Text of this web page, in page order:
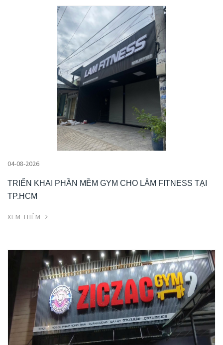
04-08-2026
TRIỂN KHAI PHẦN MỀM GYM CHO LÂM FITNESS TẠI
TP.HCM
XEM THÊM